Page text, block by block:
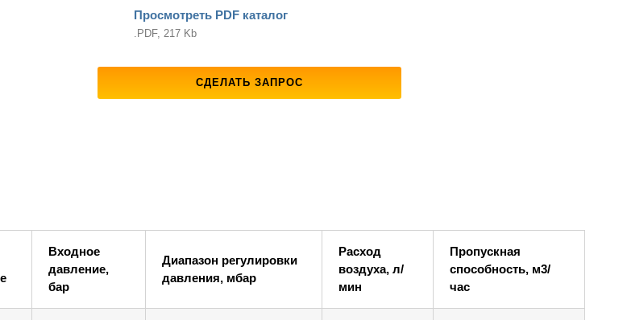
Просмотреть PDF каталог
.PDF, 217 Kb
СДЕЛАТЬ ЗАПРОС
Входное
давление,
бар
Диапазон регулировки
давления, мбар
Расход
воздуха, л/
мин
Пропускная
способность, м3/
час